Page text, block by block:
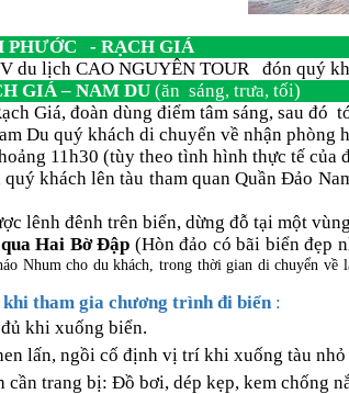
PHƯỚC - RẠCH GIÁ
du lịch CAO NGUYÊN TOUR đón quý
GIÁ – NAM DU (ăn sáng, trưa, tối)
Giá, đoàn dùng điểm tâm sáng, sau đó
Du quý khách di chuyển về nhận phòng
11h30 (tùy theo tình hình thực tế của
quý khách lên tàu tham quan Quần Đảo
lênh đênh trên biển, dừng đỗ tại một
Hai Bờ Đập (Hòn đảo có bãi biển đẹp
Nhum cho du khách, trong thời gian di chuyển
tham gia chương trình đi biển :
khi xuống biển.
lấn, ngồi cố định vị trí khi xuống tàu
cần trang bị: Đồ bơi, dép kẹp, kem chống